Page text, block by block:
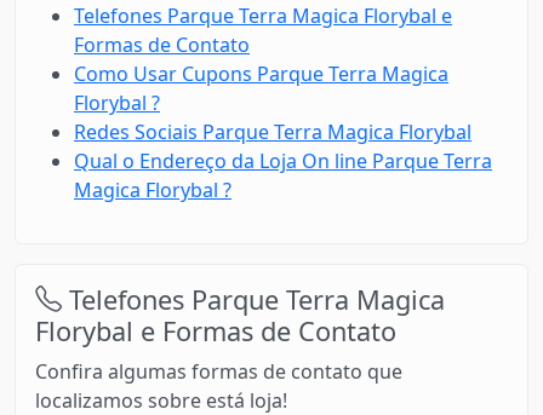
Telefones Parque Terra Magica Florybal e
Formas de Contato
Como Usar Cupons Parque Terra Magica
Florybal ?
Redes Sociais Parque Terra Magica Florybal
Qual o Endereço da Loja On line Parque Terra
Magica Florybal ?
Telefones Parque Terra Magica
Florybal e Formas de Contato
Confira algumas formas de contato que
localizamos sobre está loja!